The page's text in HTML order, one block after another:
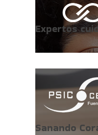
Expertos
Sanando